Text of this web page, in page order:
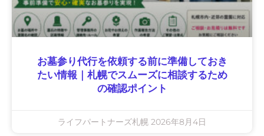
お墓参り代行を依頼する前に準備しておき
たい情報｜札幌でスムーズに相談するため
の確認ポイント
ライフパートナーズ札幌 2026年8月4日